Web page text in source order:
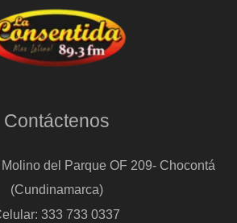
Contáctenos
del Parque OF 209- Chocontá
(Cundinamarca)
333 733 0337